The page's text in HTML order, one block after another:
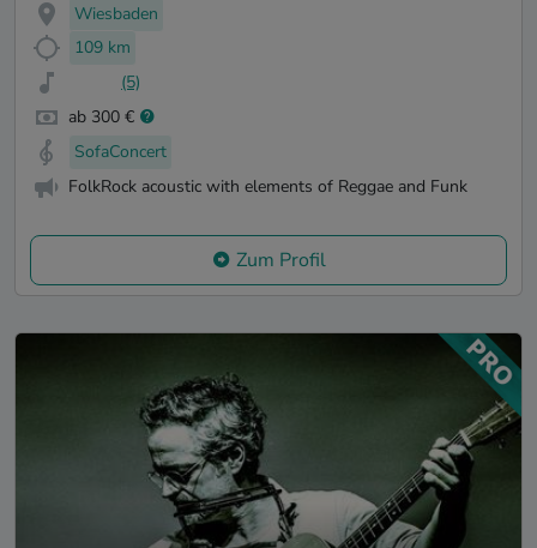
Wiesbaden
109 km
(5)
ab 300 €
SofaConcert
FolkRock acoustic with elements of Reggae and Funk
Zum Profil